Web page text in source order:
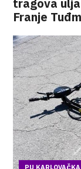
tragova
Franje
PU KARLOVAČKA